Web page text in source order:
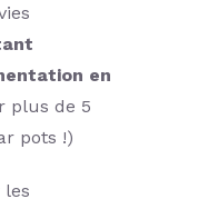
en
plus de 5
pots !)
les